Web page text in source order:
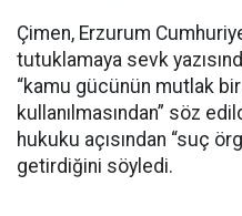
Çimen, Erzurum
tutuklamaya sevk
“kamu gücünün mutlak
kullanılmasından” söz
hukuku açısından “suç
getirdiğini söyledi.